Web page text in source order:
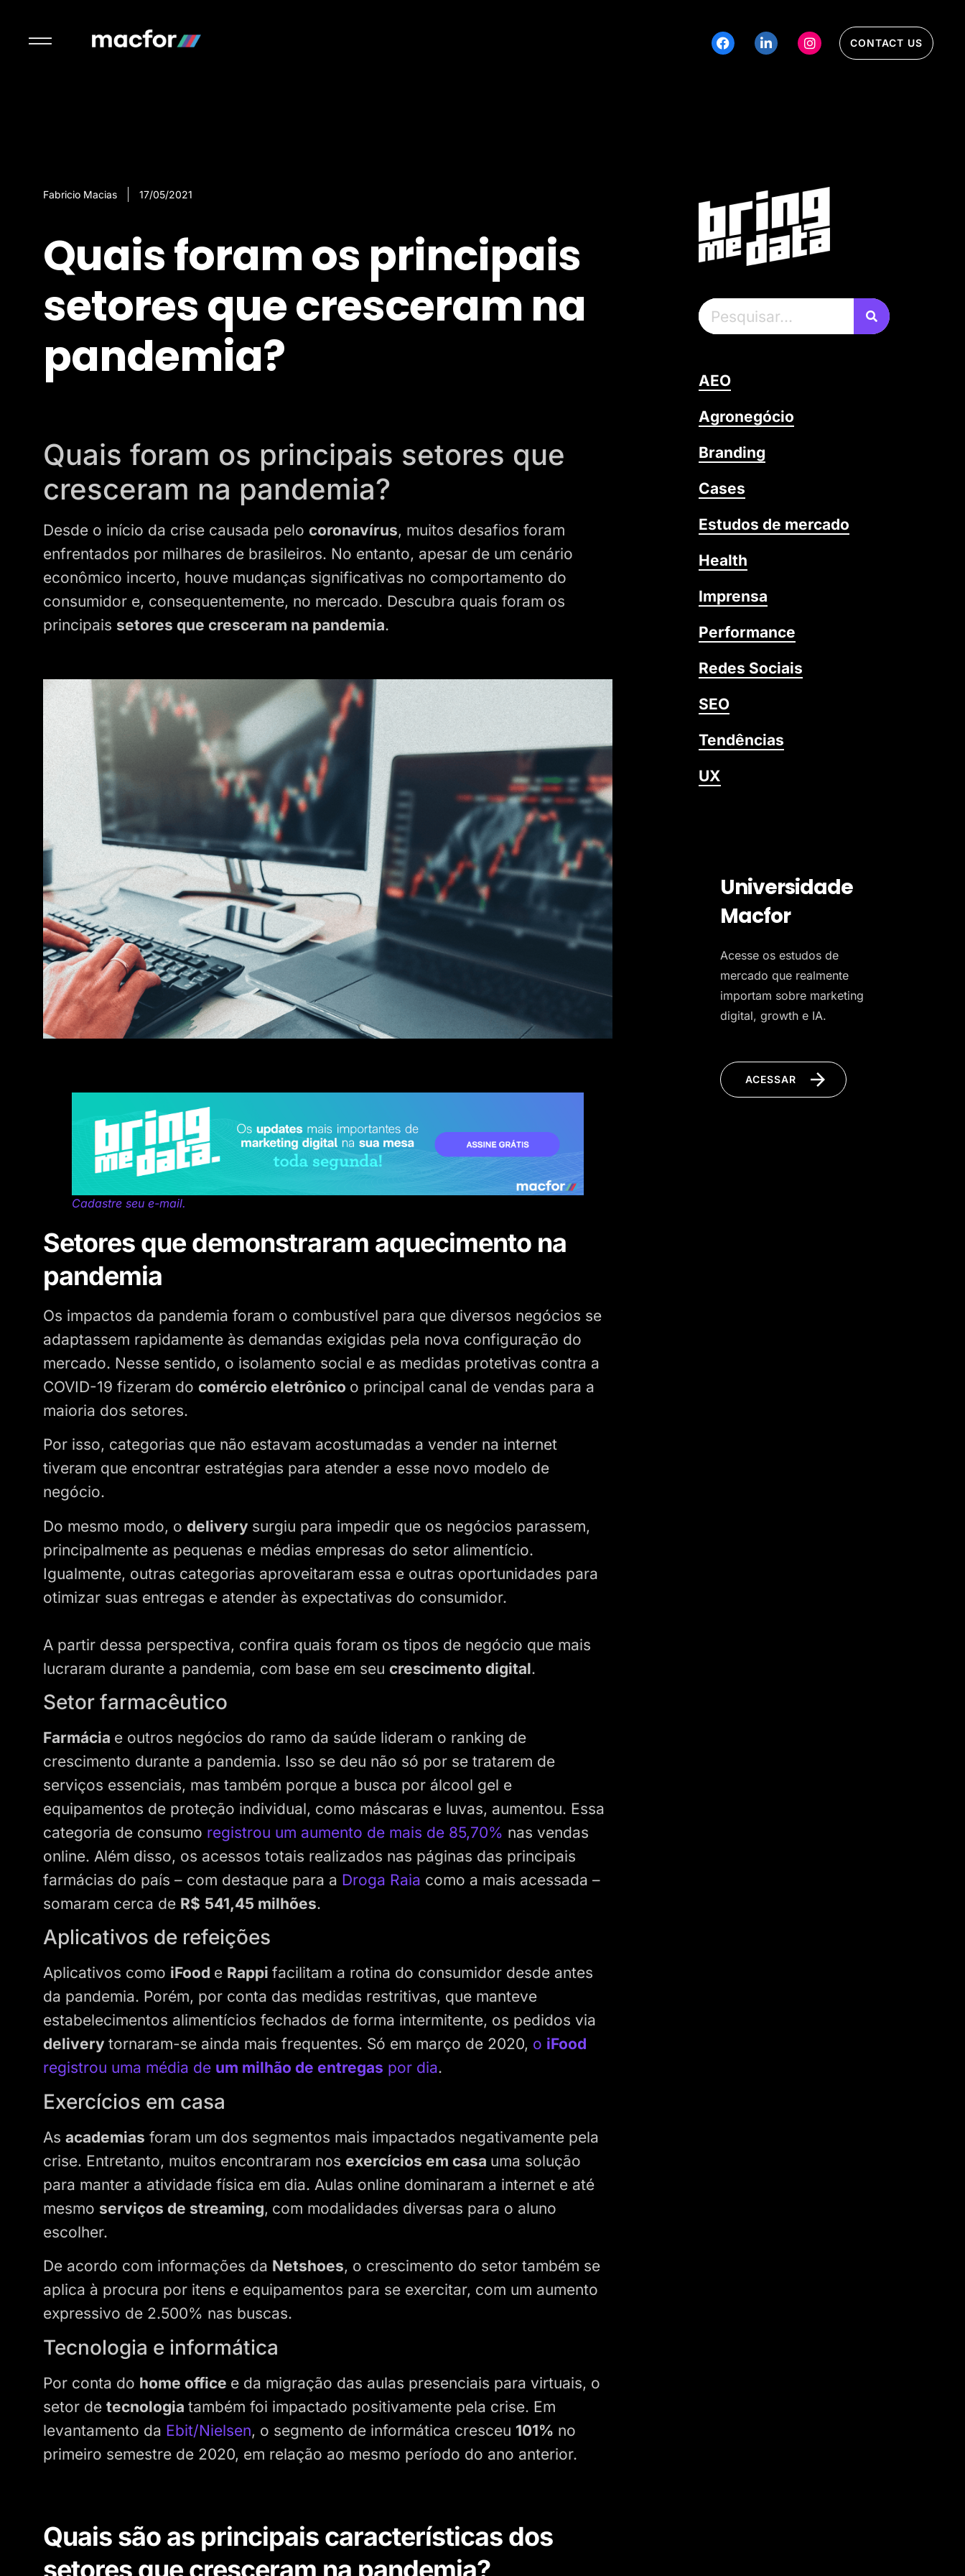
CONTACT US
Fabricio Macias 17/05/2021
Quais foram os principais
setores que cresceram na
pandemia?
Quais foram os principais setores que
cresceram na pandemia?
Desde o início da crise causada pelo coronavírus, muitos desafios foram
enfrentados por milhares de brasileiros. No entanto, apesar de um cenário
econômico incerto, houve mudanças significativas no comportamento do
consumidor e, consequentemente, no mercado. Descubra quais foram os
principais setores que cresceram na pandemia.
Cadastre seu e-mail.
Setores que demonstraram aquecimento na
pandemia
Os impactos da pandemia foram o combustível para que diversos negócios se
adaptassem rapidamente às demandas exigidas pela nova configuração do
mercado. Nesse sentido, o isolamento social e as medidas protetivas contra a
COVID-19 fizeram do comércio eletrônico o principal canal de vendas para a
maioria dos setores.
Por isso, categorias que não estavam acostumadas a vender na internet
tiveram que encontrar estratégias para atender a esse novo modelo de
negócio.
Do mesmo modo, o delivery surgiu para impedir que os negócios parassem,
principalmente as pequenas e médias empresas do setor alimentício.
Igualmente, outras categorias aproveitaram essa e outras oportunidades para
otimizar suas entregas e atender às expectativas do consumidor.
A partir dessa perspectiva, confira quais foram os tipos de negócio que mais
lucraram durante a pandemia, com base em seu crescimento digital.
Setor farmacêutico
Farmácia e outros negócios do ramo da saúde lideram o ranking de
crescimento durante a pandemia. Isso se deu não só por se tratarem de
serviços essenciais, mas também porque a busca por álcool gel e
equipamentos de proteção individual, como máscaras e luvas, aumentou. Essa
categoria de consumo registrou um aumento de mais de 85,70% nas vendas
online. Além disso, os acessos totais realizados nas páginas das principais
farmácias do país – com destaque para a Droga Raia como a mais acessada –
somaram cerca de R$ 541,45 milhões.
Aplicativos de refeições
Aplicativos como iFood e Rappi facilitam a rotina do consumidor desde antes
da pandemia. Porém, por conta das medidas restritivas, que manteve
estabelecimentos alimentícios fechados de forma intermitente, os pedidos via
delivery tornaram-se ainda mais frequentes. Só em março de 2020, o iFood
registrou uma média de um milhão de entregas por dia.
Exercícios em casa
As academias foram um dos segmentos mais impactados negativamente pela
crise. Entretanto, muitos encontraram nos exercícios em casa uma solução
para manter a atividade física em dia. Aulas online dominaram a internet e até
mesmo serviços de streaming, com modalidades diversas para o aluno
escolher.
De acordo com informações da Netshoes, o crescimento do setor também se
aplica à procura por itens e equipamentos para se exercitar, com um aumento
expressivo de 2.500% nas buscas.
Tecnologia e informática
Por conta do home office e da migração das aulas presenciais para virtuais, o
setor de tecnologia também foi impactado positivamente pela crise. Em
levantamento da Ebit/Nielsen, o segmento de informática cresceu 101% no
primeiro semestre de 2020, em relação ao mesmo período do ano anterior.
Quais são as principais características dos
setores que cresceram na pandemia?
AEO
Agronegócio
Branding
Cases
Estudos de mercado
Health
Imprensa
Performance
Redes Sociais
SEO
Tendências
UX
Universidade
Macfor
Acesse os estudos de
mercado que realmente
importam sobre marketing
digital, growth e IA.
ACESSAR